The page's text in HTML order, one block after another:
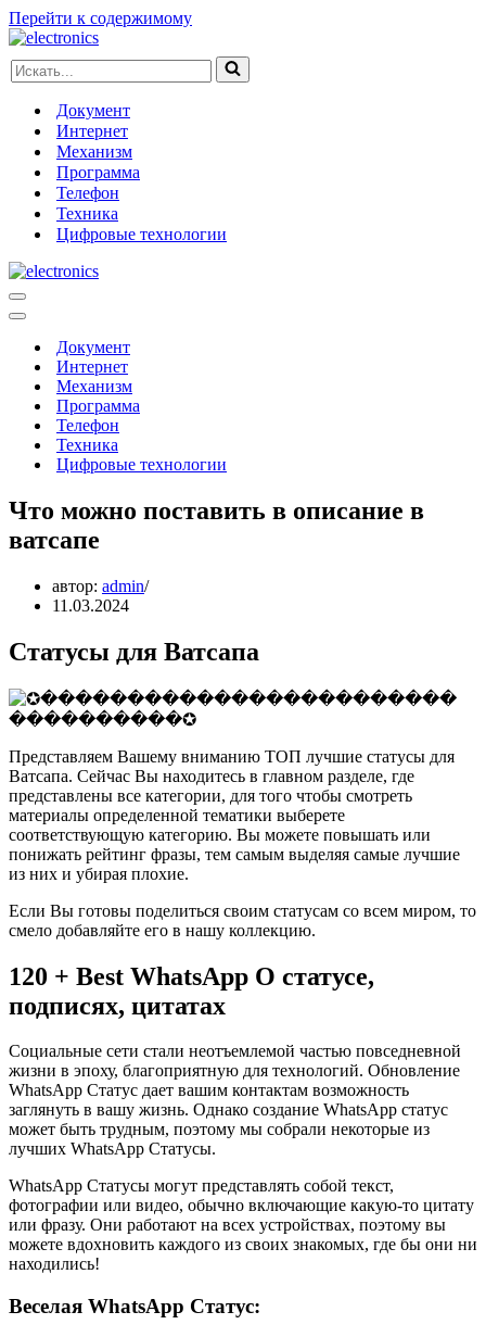
Перейти к содержимому
Искать...
Документ
Интернет
Механизм
Программа
Телефон
Техника
Цифровые технологии
Меню
навигации
Меню
навигацииДокумент
Интернет
Механизм
Программа
Телефон
Техника
Цифровые технологии
Что можно поставить в описание в
ватсапе
автор: admin
11.03.2024
Статусы для Ватсапа
Представляем Вашему вниманию ТОП лучшие статусы для
Ватсапа. Сейчас Вы находитесь в главном разделе, где
представлены все категории, для того чтобы смотреть
материалы определенной тематики выберете
соответствующую категорию. Вы можете повышать или
понижать рейтинг фразы, тем самым выделяя самые лучшие
из них и убирая плохие.
Если Вы готовы поделиться своим статусам со всем миром, то
смело добавляйте его в нашу коллекцию.
120 + Best WhatsApp О статусе,
подписях, цитатах
Социальные сети стали неотъемлемой частью повседневной
жизни в эпоху, благоприятную для технологий. Обновление
WhatsApp Статус дает вашим контактам возможность
заглянуть в вашу жизнь. Однако создание WhatsApp статус
может быть трудным, поэтому мы собрали некоторые из
лучших WhatsApp Статусы.
WhatsApp Статусы могут представлять собой текст,
фотографии или видео, обычно включающие какую-то цитату
или фразу. Они работают на всех устройствах, поэтому вы
можете вдохновить каждого из своих знакомых, где бы они ни
находились!
Веселая WhatsApp Статус: